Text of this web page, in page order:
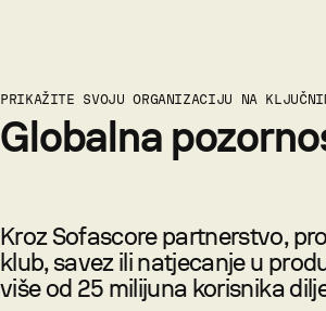
PRIKAŽITE SVOJU ORGANIZACIJU NA
Globalna
Kroz Sofascore partnerstvo,
klub, savez ili natjecanje u
više od 25 milijuna korisnika